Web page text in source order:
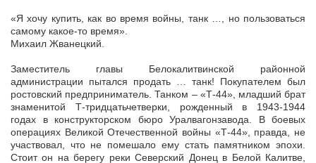
«Я хочу купить, как во время войны, танк …, но пользоваться
самому какое-то время».
Михаил Жванецкий.
Заместитель главы Белокалитвинской районной
администрации пытался продать … танк! Покупателем был
ростовский предприниматель. Танком – «Т-44», младший брат
знаменитой Т-тридцатьчетверки, рожденный в 1943-1944
годах в конструкторском бюро Уралвагонзавода. В боевых
операциях Великой Отечественной войны «Т-44», правда, не
участвовал, что не помешало ему стать памятником эпохи.
Стоит он на берегу реки Северский Донец в Белой Калитве,